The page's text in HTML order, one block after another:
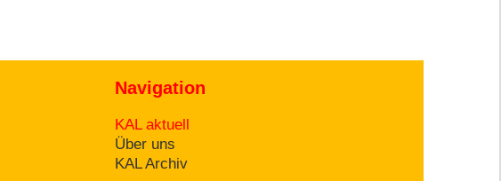
Navigation
KAL aktuell
Über uns
KAL Archiv